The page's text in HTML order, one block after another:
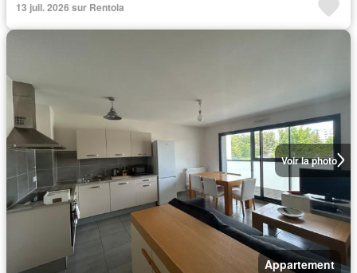
13 juil. 2026 sur Rentola
Voir la photo
Appartement